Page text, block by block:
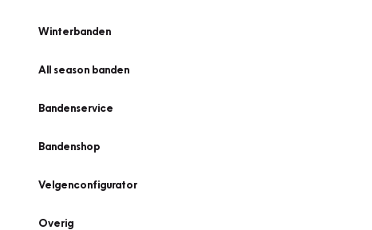
Winterbanden
All season banden
Bandenservice
Bandenshop
Velgenconfigurator
Overig